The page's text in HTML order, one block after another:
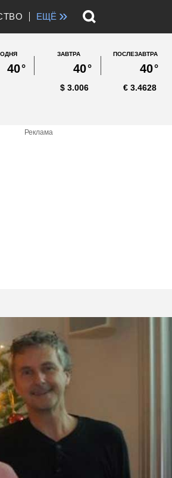
ЕЩЁ »
40°
ЗАВТРА
40°
ПОСЛЕЗАВТРА
40°
3.006
$ 3.4628
€
Реклама